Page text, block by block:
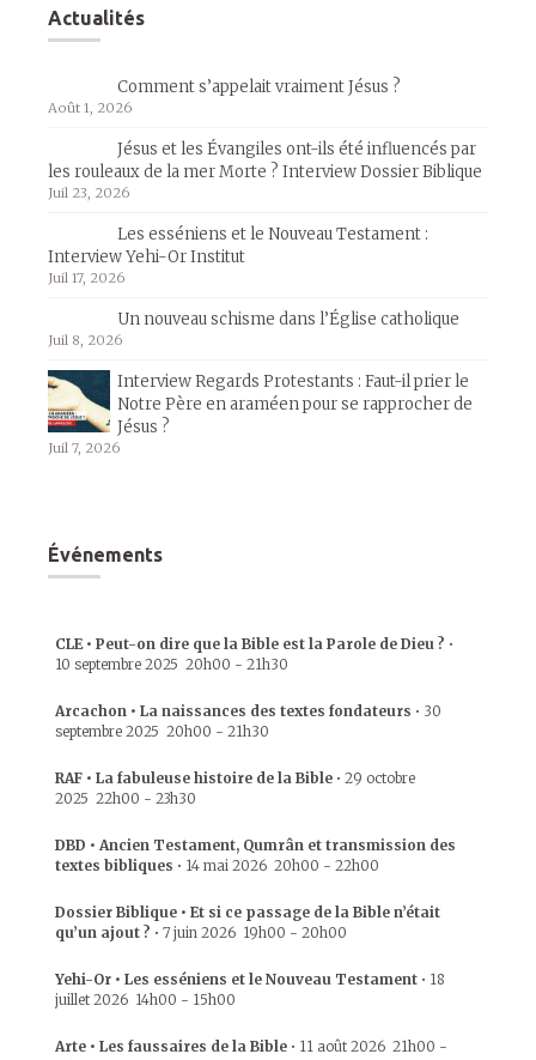
Actualités
Comment s’appelait vraiment Jésus ?
Août 1, 2026
Jésus et les Évangiles ont-ils été influencés par
les rouleaux de la mer Morte ? Interview Dossier Biblique
Juil 23, 2026
Les esséniens et le Nouveau Testament :
Interview Yehi-Or Institut
Juil 17, 2026
Un nouveau schisme dans l’Église catholique
Juil 8, 2026
Interview Regards Protestants : Faut-il prier le
Notre Père en araméen pour se rapprocher de
Jésus ?
Juil 7, 2026
Événements
CLE • Peut-on dire que la Bible est la Parole de Dieu ? •
10 septembre 2025 20h00 - 21h30
Arcachon • La naissances des textes fondateurs • 30
septembre 2025 20h00 - 21h30
RAF • La fabuleuse histoire de la Bible • 29 octobre
2025 22h00 - 23h30
DBD • Ancien Testament, Qumrân et transmission des
textes bibliques • 14 mai 2026 20h00 - 22h00
Dossier Biblique • Et si ce passage de la Bible n’était
qu’un ajout ? • 7 juin 2026 19h00 - 20h00
Yehi-Or • Les esséniens et le Nouveau Testament • 18
juillet 2026 14h00 - 15h00
Arte • Les faussaires de la Bible • 11 août 2026 21h00 -